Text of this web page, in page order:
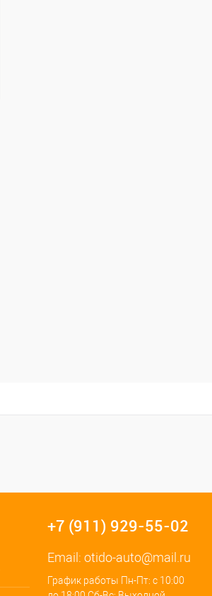
+7 (911) 929-55-02
Email: otido-auto@mail.ru
График работы Пн-Пт: с 10:00